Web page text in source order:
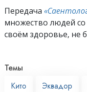
Передача
множество людей со
своём здоровье, не
Темы
Кито
Эквадор